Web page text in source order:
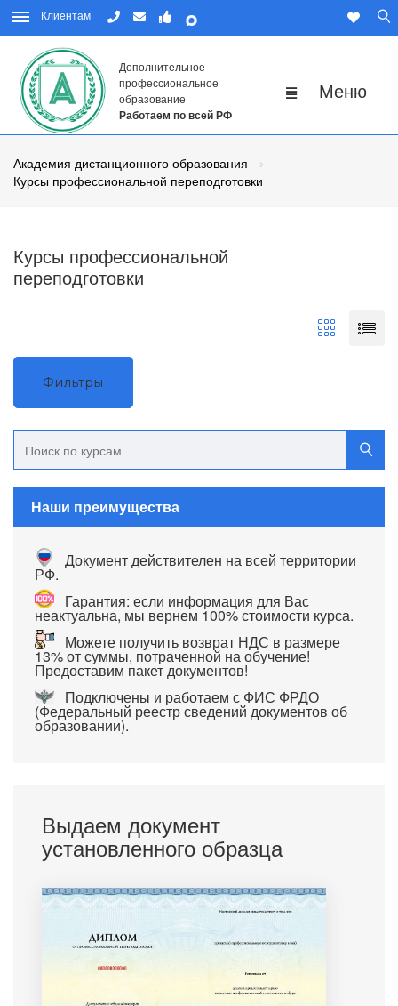
Клиентам
Дополнительное
профессиональное
образование
Работаем по всей РФ
Академия дистанционного образования
Курсы профессиональной переподготовки
Курсы профессиональной
переподготовки
Фильтры
Наши преимущества
Документ действителен на всей территории
РФ.
Гарантия: если информация для Вас
неактуальна, мы вернем 100% стоимости курса.
Можете получить возврат НДС в размере
13% от суммы, потраченной на обучение!
Предоставим пакет документов!
Подключены и работаем с ФИС ФРДО
(Федеральный реестр сведений документов об
образовании).
Выдаем документ
установленного образца